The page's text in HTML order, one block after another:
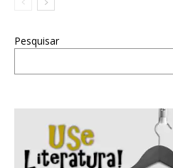
Pesquisar